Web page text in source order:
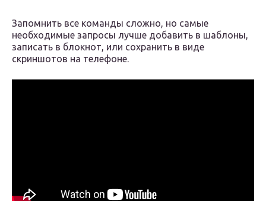
Запомнить все команды сложно, но самые
необходимые запросы лучше добавить в шаблоны,
записать в блокнот, или сохранить в виде
скриншотов на телефоне.